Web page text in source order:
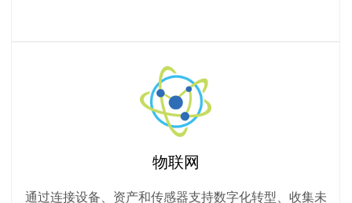
物联网
通过连接设备、资产和传感器支持数字化转型、收集未